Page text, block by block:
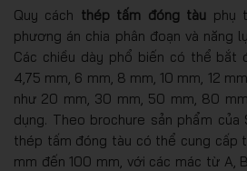
Quy cách thép tấm đóng tàu phụ
phương án chia phân đoạn và năng
Các chiều dày phổ biến có thể bắt
4,75 mm, 6 mm, 8 mm, 10 mm, 12
như 20 mm, 30 mm, 50 mm, 80
dụng. Theo brochure sản phẩm của
thép tấm đóng tàu có thể cung cấp
mm đến 100 mm, với các mác từ A,